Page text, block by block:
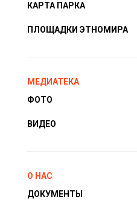
КАРТА ПАРКА
ПЛОЩАДКИ ЭТНОМИРА
МЕДИАТЕКА
ФОТО
ВИДЕО
О НАС
ДОКУМЕНТЫ